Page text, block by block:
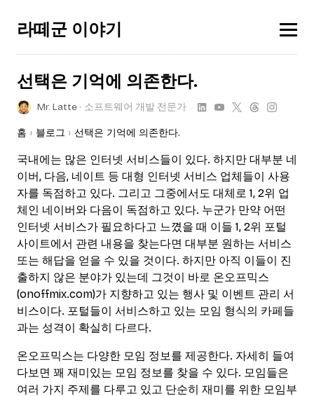
라떼군 이야기
선택은 기억에 의존한다.
Mr. Latte∙ 소프트웨어 개발 전문가
홈 블로그 선택은 기억에 의존한다.
국내에는 많은 인터넷 서비스들이 있다. 하지만 대부분 네
이버, 다음, 네이트 등 대형 인터넷 서비스 업체들이 사용
자를 독점하고 있다. 그리고 그중에서도 대체로 1, 2위 업
체인 네이버와 다음이 독점하고 있다. 누군가 만약 어떤
인터넷 서비스가 필요하다고 느꼈을 때 이들 1, 2위 포털
사이트에서 관련 내용을 찾는다면 대부분 원하는 서비스
또는 해답을 얻을 수 있을 것이다. 하지만 아직 이들이 진
출하지 않은 분야가 있는데 그것이 바로 온오프믹스
(onoffmix.com)가 지향하고 있는 행사 및 이벤트 관리 서
비스이다. 포털들이 서비스하고 있는 모임 형식의 카페들
과는 성격이 확실히 다르다.
온오프믹스는 다양한 모임 정보를 제공한다. 자세히 들여
다보면 꽤 재미있는 모임 정보를 찾을 수 있다. 모임들은
여러 가지 주제를 다루고 있고 단순히 재미를 위한 모임부